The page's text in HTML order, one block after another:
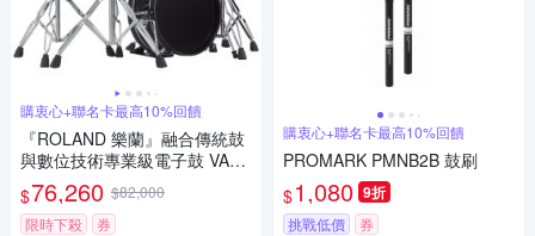
購衷心+聯名卡最高10%回饋
『ROLAND 樂蘭』融合傳統鼓
與數位技術專業級電子鼓 VAD-
306 / 公司貨 全新未拆福利品-
外箱瑕疵
$76,260 $82,000
限時下殺
券
購衷心+聯名卡最高10%回饋
PROMARK PMNB2B 鼓刷
$1,080 9折
挑戰低價 券